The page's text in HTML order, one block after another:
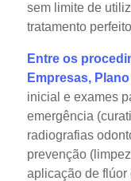
sem limite de
tratamento
Entre os
Empresas,
inicial e exames
emergência
radiografias
prevenção
aplicação de flúor